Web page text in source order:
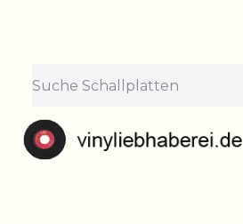
Bestellungen nehmen wir
der Versand startet wieder